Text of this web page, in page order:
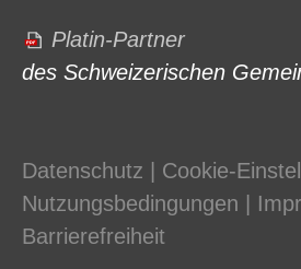
Platin-Partner
des Schweizerischen
Datenschutz Cookie-
Nutzungsbedingungen
Barrierefreiheit